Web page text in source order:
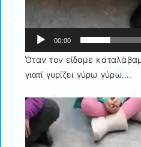
00:00
Όταν τον είδαμε
γιατί γυρίζει γύρω γύρω….
Πρόγραμμα
Αναπαραγωγής
Βίντεο